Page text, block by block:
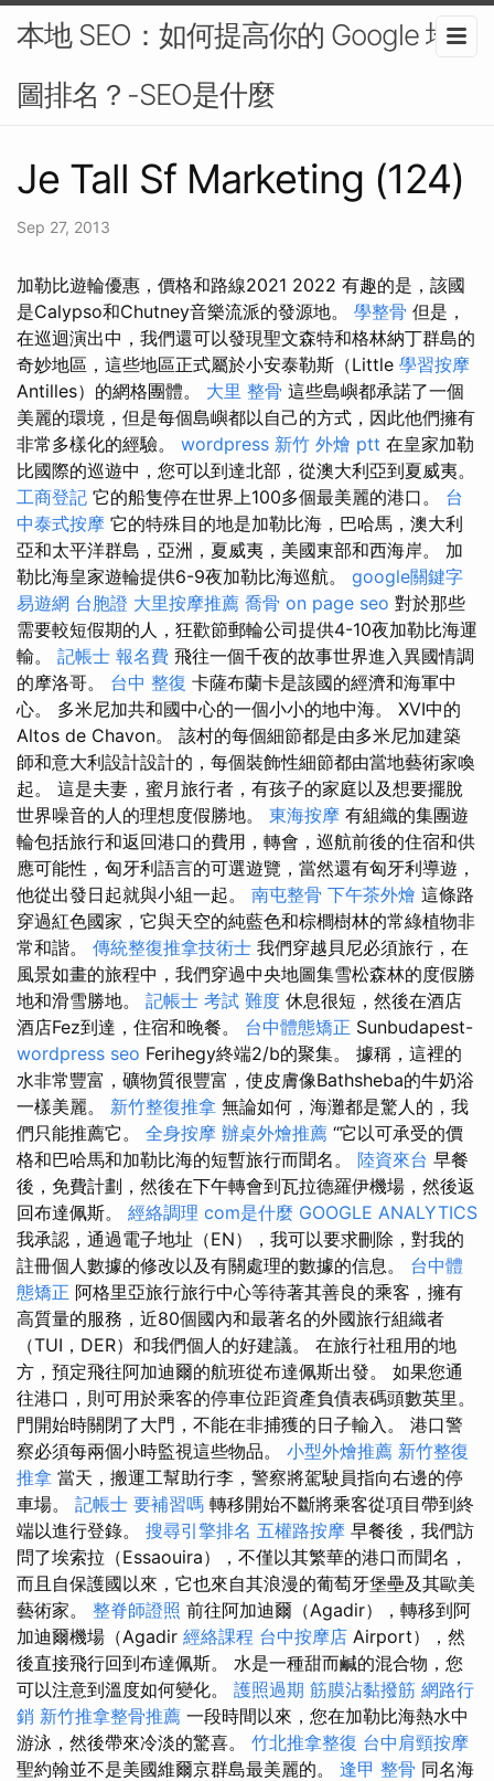
本地 SEO：如何提高你的 Google 地
圖排名？-SEO是什麼
Je Tall Sf Marketing (124)
Sep 27, 2013
加勒比遊輪優惠，價格和路線2021 2022 有趣的是，該國
是Calypso和Chutney音樂流派的發源地。 學整骨 但是，
在巡迴演出中，我們還可以發現聖文森特和格林納丁群島的
奇妙地區，這些地區正式屬於小安泰勒斯（Little 學習按摩
Antilles）的網格團體。 大里 整骨 這些島嶼都承諾了一個
美麗的環境，但是每個島嶼都以自己的方式，因此他們擁有
非常多樣化的經驗。 wordpress 新竹 外燴 ptt 在皇家加勒
比國際的巡遊中，您可以到達北部，從澳大利亞到夏威夷。
工商登記 它的船隻停在世界上100多個最美麗的港口。 台
中泰式按摩 它的特殊目的地是加勒比海，巴哈馬，澳大利
亞和太平洋群島，亞洲，夏威夷，美國東部和西海岸。 加
勒比海皇家遊輪提供6-9夜加勒比海巡航。 google關鍵字
易遊網 台胞證 大里按摩推薦 喬骨 on page seo 對於那些
需要較短假期的人，狂歡節郵輪​​公司提供4-10夜加勒比海運
輸。 記帳士 報名費 飛往一個千夜的故事世界進入異國情調
的摩洛哥。 台中 整復 卡薩布蘭卡是該國的經濟和海軍中
心。 多米尼加共和國中心的一個小小的地中海。 XVI中的
Altos de Chavon。 該村的每個細節都是由多米尼加建築
師和意大利設計設計的，每個裝飾性細節都由當地藝術家喚
起。 這是夫妻，蜜月旅行者，有孩子的家庭以及想要擺脫
世界噪音的人的理想度假勝地。 東海按摩 有組織的集團遊
輪包括旅行和返回港口的費用，轉會，巡航前後的住宿和供
應可能性，匈牙利語言的可選遊覽，當然還有匈牙利導遊，
他從出發日起就與小組一起。 南屯整骨 下午茶外燴 這條路
穿過紅色國家，它與天空的純藍色和棕櫚樹林的常綠植物非
常和諧。 傳統整復推拿技術士 我們穿越貝尼必須旅行，在
風景如畫的旅程中，我們穿過中央地圖集雪松森林的度假勝
地和滑雪勝地。 記帳士 考試 難度 休息很短，然後在酒店
酒店Fez到達，住宿和晚餐。 台中體態矯正 Sunbudapest-
wordpress seo Ferihegy終端2/b的聚集。 據稱，這裡的
水非常豐富，礦物質很豐富，使皮膚像Bathsheba的牛奶浴
一樣美麗。 新竹整復推拿 無論如何，海灘都是驚人的，我
們只能推薦它。 全身按摩 辦桌外燴推薦 “它以可承受的價
格和巴哈馬和加勒比海的短暫旅行而聞名。 陸資來台 早餐
後，免費計劃，然後在下午轉會到瓦拉德羅伊機場，然後返
回布達佩斯。 經絡調理 com是什麼 GOOGLE ANALYTICS
我承認，通過電子地址（EN），我可以要求刪除，對我的
註冊個人數據的修改以及有關處理的數據的信息。 台中體
態矯正 阿格里亞旅行旅行中心等待著其善良的乘客，擁有
高質量的服務，近80個國內和最著名的外國旅行組織者
（TUI，DER）和我們個人的好建議。 在旅行社租用的地
方，預定飛往阿加迪爾的航班從布達佩斯出發。 如果您通
往港口，則可用於乘客的停車位距資產負債表碼頭數英里。
門開始時關閉了大門，不能在非捕獲的日子輸入。 港口警
察必須每兩個小時監視這些物品。 小型外燴推薦 新竹整復
推拿 當天，搬運工幫助行李，警察將駕駛員指向右邊的停
車場。 記帳士 要補習嗎 轉移開始不斷將乘客從項目帶到終
端以進行登錄。 搜尋引擎排名 五權路按摩 早餐後，我們訪
問了埃索拉（Essaouira），不僅以其繁華的港口而聞名，
而且自保護國以來，它也來自其浪漫的葡萄牙堡壘及其歐美
藝術家。 整脊師證照 前往阿加迪爾（Agadir），轉移到阿
加迪爾機場（Agadir 經絡課程 台中按摩店 Airport），然
後直接飛行回到布達佩斯。 水是一種甜而鹹的混合物，您
可以注意到溫度如何變化。 護照過期 筋膜沾黏撥筋 網路行
銷 新竹推拿整骨推薦 一段時間以來，您在加勒比海熱水中
游泳，然後帶來冷淡的驚喜。 竹北推拿整復 台中肩頸按摩
聖約翰並不是美國維爾京群島最美麗的。 逢甲 整骨 同名海